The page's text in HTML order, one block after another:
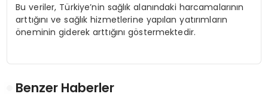
Bu veriler, Türkiye’nin sağlık alanındaki harcamalarının
arttığını ve sağlık hizmetlerine yapılan yatırımların
öneminin giderek arttığını göstermektedir.
Benzer Haberler